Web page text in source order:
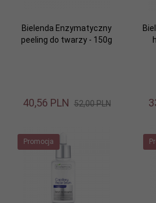
Bielenda Enzymatyczny
peeling do twarzy - 150g
40,56 PLN 52,00 PLN
Promocja